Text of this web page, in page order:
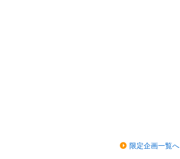
限定企画一覧へ